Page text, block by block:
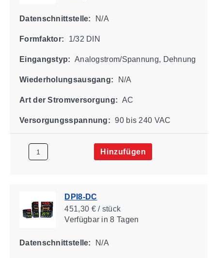
Datenschnittstelle: N/A
Formfaktor: 1/32 DIN
Eingangstyp: Analogstrom/Spannung, Dehnung
Wiederholungsausgang: N/A
Art der Stromversorgung: AC
Versorgungsspannung: 90 bis 240 VAC
Hinzufügen
DPI8-DC
451,30 € / stück
Verfügbarin 8 Tagen
Datenschnittstelle: N/A